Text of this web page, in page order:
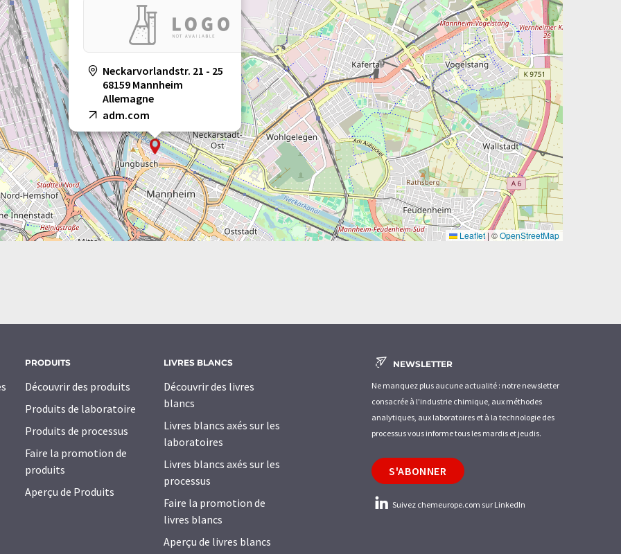
Neckarvorlandstr. 21 - 25
68159 Mannheim
Allemagne
adm.com
Leaflet|©OpenStreetMap
PRODUITS
Découvrir des produits
Produits de laboratoire
Produits de processus
Faire la promotion de
produits
Aperçu de Produits
LIVRES BLANCS
Découvrir des livres
blancs
Livres blancs axés sur les
laboratoires
Livres blancs axés sur les
processus
Faire la promotion de
livres blancs
Aperçu de livres blancs
NEWSLETTER
Ne manquez plus aucune actualité : notre newsletter
consacrée à l'industrie chimique, aux méthodes
analytiques, aux laboratoires et à la technologie des
processus vous informe tous les mardis et jeudis.
S'ABONNER
Suivez chemeurope.com sur LinkedIn